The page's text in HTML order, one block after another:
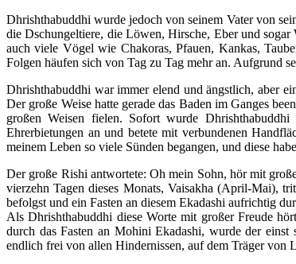
Dhrishthabuddhi wurde jedoch von seinem Vater von
die Dschungeltiere, die Löwen, Hirsche, Eber und
auch viele Vögel wie Chakoras, Pfauen, Kankas,
Folgen häufen sich von Tag zu Tag mehr an. Aufgrund
Dhrishthabuddhi war immer elend und ängstlich, aber
Der große Weise hatte gerade das Baden im Ganges
großen Weisen fielen. Sofort wurde
Ehrerbietungen an und betete mit verbundenen
meinem Leben so viele Sünden begangen, und diese
Der große Rishi antwortete: Oh mein Sohn, hör mit
vierzehn Tagen dieses Monats, Vaisakha (April-Mai),
befolgst und ein Fasten an diesem Ekadashi aufrichtig
Als Dhrishthabuddhi diese Worte mit großer Freude
durch das Fasten an Mohini Ekadashi, wurde der einst
endlich frei von allen Hindernissen, auf dem Träger von